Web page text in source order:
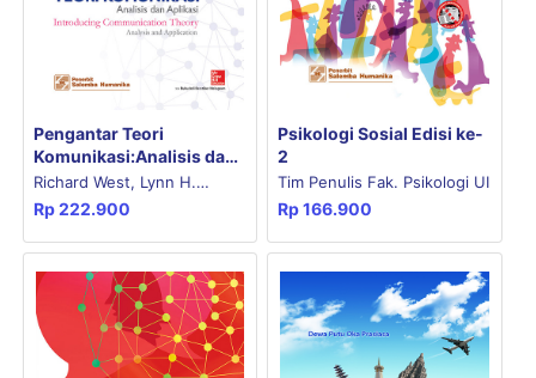
Pengantar Teori
Komunikasi:Analisis dan
Aplikasi (e5) 1
Richard West, Lynn H.
Turner
Rp222.900
Psikologi Sosial Edisi ke-
2
Tim Penulis Fak. Psikologi UI
Rp166.900